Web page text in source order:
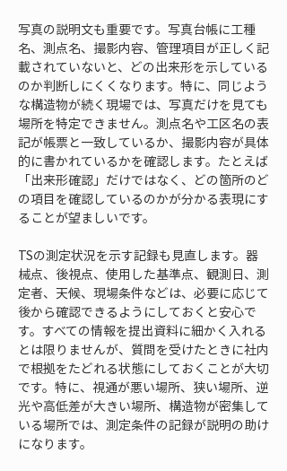
写真の説明文も重要です。写真台帳に工種
名、測点名、撮影内容、管理項目が正しく記
載されていないと、どの出来形を示している
のか判断しにくくなります。特に、同じよう
な構造物が続く現場では、写真だけを見ても
場所を特定できません。測点名や工区名の表
記が帳票と一致しているか、撮影内容が具体
的に書かれているかを確認します。たとえば
「出来形確認」だけではなく、どの箇所のど
の項目を確認しているのかが分かる表現にす
ることが望ましいです。
TSの測定状況を示す記録も見直します。器
械点、後視点、使用した基準点、観測日、測
定者、天候、現場条件などは、必要に応じて
後から確認できるようにしておくと安心で
す。すべての情報を提出資料に細かく入れる
とは限りませんが、質問を受けたときに社内
で根拠をたどれる状態にしておくことが大切
です。特に、視通が悪い場所、狭い場所、逆
光や高低差が大きい場所、構造物が密集して
いる場所では、測定条件の記録が説明の助け
になります。